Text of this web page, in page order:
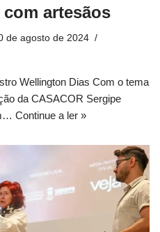
artesãos
de agosto de 2024
Wellington Dias Com o tema
da CASACOR Sergipe
Continue a ler »